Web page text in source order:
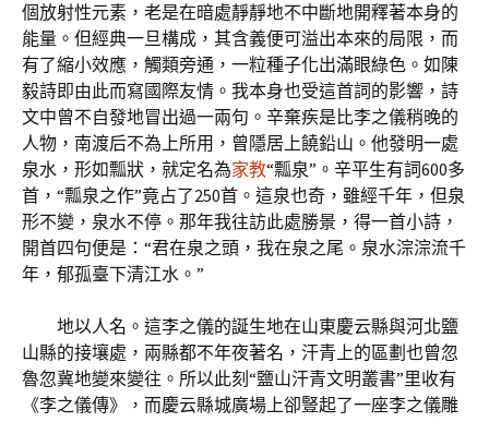
個放射性元素，老是在暗處靜靜地不中斷地開釋著本身的
能量。但經典一旦構成，其含義便可溢出本來的局限，而
有了縮小效應，觸類旁通，一粒種子化出滿眼綠色。如陳
毅詩即由此而寫國際友情。我本身也受這首詞的影響，詩
文中曾不自發地冒出過一兩句。辛棄疾是比李之儀稍晚的
人物，南渡后不為上所用，曾隱居上饒鉛山。他發明一處
泉水，形如瓢狀，就定名為家教“瓢泉”。辛平生有詞600多
首，“瓢泉之作”竟占了250首。這泉也奇，雖經千年，但泉
形不變，泉水不停。那年我往訪此處勝景，得一首小詩，
開首四句便是：“君在泉之頭，我在泉之尾。泉水淙淙流千
年，郁孤臺下清江水。”
地以人名。這李之儀的誕生地在山東慶云縣與河北鹽
山縣的接壤處，兩縣都不年夜著名，汗青上的區劃也曾忽
魯忽冀地變來變往。所以此刻“鹽山汗青文明叢書”里收有
《李之儀傳》，而慶云縣城廣場上卻豎起了一座李之儀雕